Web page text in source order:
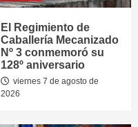
El Regimiento de
Caballería Mecanizado
Nº 3 conmemoró su
128º aniversario
viernes 7 de agosto de
2026